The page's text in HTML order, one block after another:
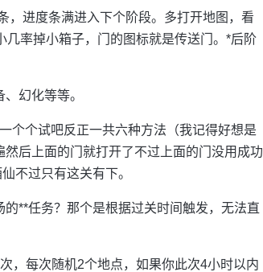
，进度条满进入下个阶段。多打开地图，看
率掉小箱子，门的图标就是传送门。*后阶
幻化等等。
个个试吧反正一共六种方法（我记得好想是
后上面的门就打开了不过上面的门没用成功
不过只有这关有下。
**任务？那个是根据过关时间触发，无法直
，每次随机2个地点，如果你此次4小时以内